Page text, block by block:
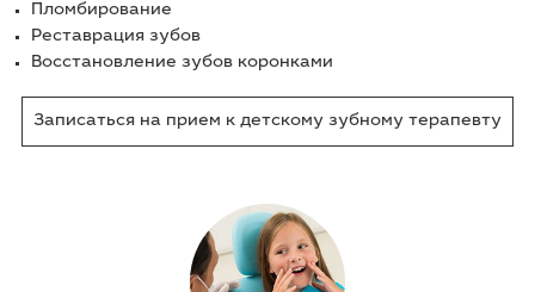
Пломбирование
Реставрация зубов
Восстановление зубов коронками
Записаться на прием к детскому зубному терапевту